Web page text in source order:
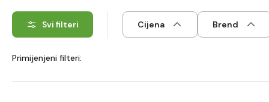
Svi filteri Cijena Brend
Primijenjeni filteri: